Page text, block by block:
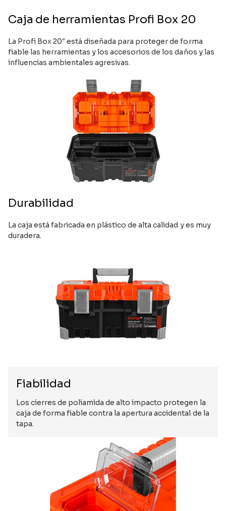
Caja de herramientas Profi Box 20
La Profi Box 20″ está diseñada para proteger de forma
fiable las herramientas y los accesorios de los daños y las
influencias ambientales agresivas.
Durabilidad
La caja está fabricada en plástico de alta calidad y es muy
duradera.
Fiabilidad
Los cierres de poliamida de alto impacto protegen la
caja de forma fiable contra la apertura accidental de la
tapa.